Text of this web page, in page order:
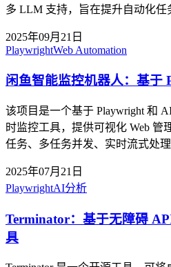
多 LLM 支持，旨在提升自动化任
2025年09月21日
PlaywrightWeb Automation
闲鱼智能监控机器人：基于
该项目是一个基于 Playwright 和
时监控工具，提供可视化 Web 管
任务、多任务并发、实时流式处理
2025年07月21日
PlaywrightAI分析
Terminator：基于无障碍
具